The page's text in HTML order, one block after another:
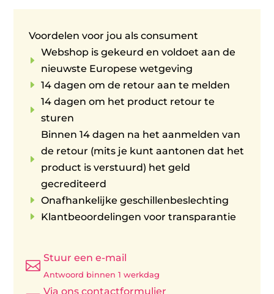
Voordelen voor jou als consument
E
Webshop is gekeurd en voldoet aan de
nieuwste Europese wetgeving
E 14 dagen om de retour aan te melden
E
14 dagen om het product retour te
sturen
E
Binnen 14 dagen na het aanmelden van
de retour (mits je kunt aantonen dat het
product is verstuurd) het geld
gecrediteerd
E Onafhankelijke geschillenbeslechting
E Klantbeoordelingen voor transparantie

Stuur een e-mail
Antwoord binnen 1 werkdag
Via ons contactformulier